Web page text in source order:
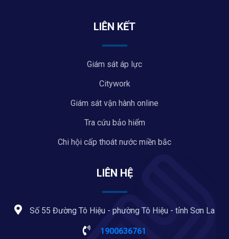
LIÊN KẾT
Giám sát áp lực
Citywork
Giám sát vận hành online
Tra cứu bảo hiểm
Chi hội cấp thoát nước miền bắc
LIÊN HỆ
Số 55 Đường Tô Hiệu - phường Tô Hiệu - tỉnh Sơn La
1900636761